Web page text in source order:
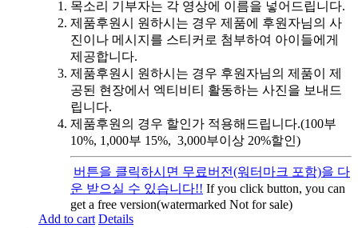
목소리 기부자는 각 영상에 이름을 넣어드립니다.
제품후원시 원하시는 경우 제품에 후원자님의 사
진이나 메시지를 스티커로 첨부하여 아이들에게
제공합니다.
제품후원시 원하시는 경우 후원자님의 제품이 제
공된 현장에서 엑티비티 활동하는 사진을 보내드
립니다.
제품후원의 경우 할인가 적용해드립니다.(100부
10%, 1,000부 15%, 3,000부이상 20%할인)
버튼을 클릭하시면 무료버전(워터마크 포함)을 다
운 받으실 수 있습니다!! If you click button, you can
get a free version(watermarked Not for sale)
Add to cart Details